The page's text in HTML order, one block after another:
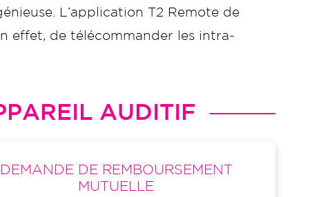
L’application T2 Remote de
effet, de télécommander les intra-
AUDITIF
DEMANDE DE REMBOURSEMENT
MUTUELLE